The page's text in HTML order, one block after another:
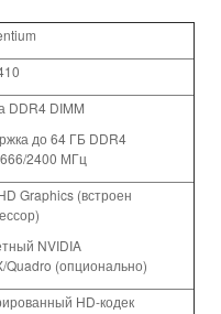
DDR4 DIMM
до 64 ГБ DDR4
2400 МГц
Graphics (встроен
NVIDIA
Quadro (опционально)
HD-кодек